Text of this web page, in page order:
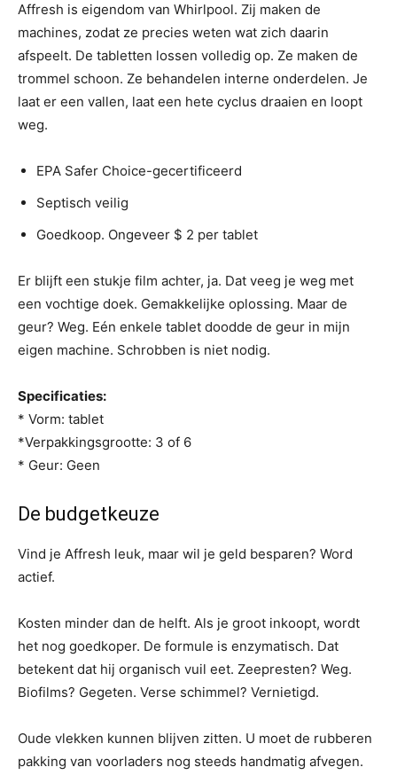
Affresh is eigendom van Whirlpool. Zij maken de
machines, zodat ze precies weten wat zich daarin
afspeelt. De tabletten lossen volledig op. Ze maken de
trommel schoon. Ze behandelen interne onderdelen. Je
laat er een vallen, laat een hete cyclus draaien en loopt
weg.
EPA Safer Choice-gecertificeerd
Septisch veilig
Goedkoop. Ongeveer $ 2 per tablet
Er blijft een stukje film achter, ja. Dat veeg je weg met
een vochtige doek. Gemakkelijke oplossing. Maar de
geur? Weg. Eén enkele tablet doodde de geur in mijn
eigen machine. Schrobben is niet nodig.
Specificaties:
* Vorm: tablet
*Verpakkingsgrootte: 3 of 6
* Geur: Geen
De budgetkeuze
Vind je Affresh leuk, maar wil je geld besparen? Word
actief.
Kosten minder dan de helft. Als je groot inkoopt, wordt
het nog goedkoper. De formule is enzymatisch. Dat
betekent dat hij organisch vuil eet. Zeepresten? Weg.
Biofilms? Gegeten. Verse schimmel? Vernietigd.
Oude vlekken kunnen blijven zitten. U moet de rubberen
pakking van voorladers nog steeds handmatig afvegen.